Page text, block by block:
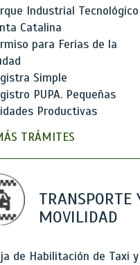
Industrial Tecnológico
Catalina
para Ferias de la
Simple
PUPA. Pequeñas
Productivas
TRÁMITES
TRANSPORTE
MOVILIDAD
de Habilitación de Taxi y